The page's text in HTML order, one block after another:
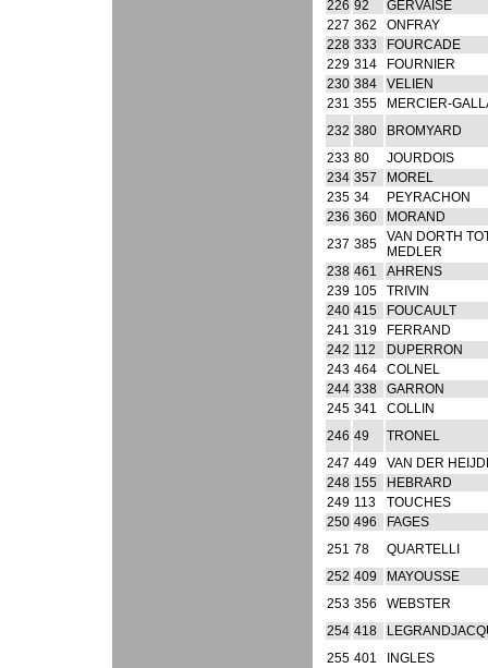
226 92
GERVAISE
227 362
ONFRAY
228 333
FOURCADE
229 314
FOURNIER
230 384
VELIEN
231 355
MERCIER-
232 380
BROMYARD
233 80
JOURDOIS
234 357
MOREL
235 34
PEYRACHON
236 360
MORAND
237 385
VAN DORTH
MEDLER
238 461
AHRENS
239 105
TRIVIN
240 415
FOUCAULT
241 319
FERRAND
242 112
DUPERRON
243 464
COLNEL
244 338
GARRON
245 341
COLLIN
246 49
TRONEL
247 449
VAN DER
248 155
HEBRARD
249 113
TOUCHES
250 496
FAGES
251 78
QUARTELLI
252 409
MAYOUSSE
253 356
WEBSTER
254 418
255 401
INGLES